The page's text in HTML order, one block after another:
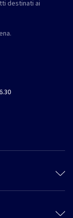
destinati ai